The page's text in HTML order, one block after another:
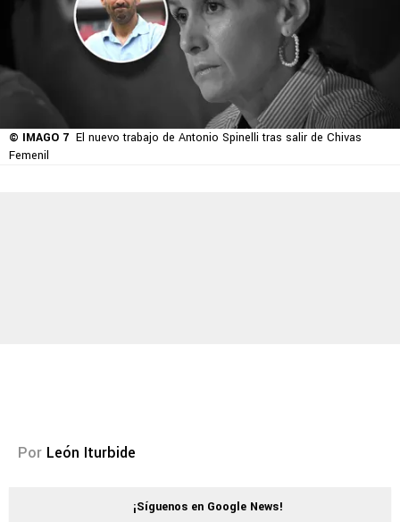
© IMAGO 7 El nuevo trabajo de Antonio Spinelli tras salir de Chivas
Femenil
Por León Iturbide
¡Síguenos en Google News!